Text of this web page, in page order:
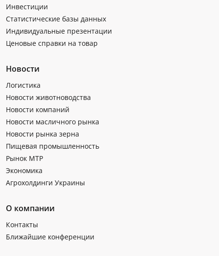
Инвестиции
Статистические базы данных
Индивидуальные презентации
Ценовые справки на товар
Новости
Логистика
Новости животноводства
Новости компаний
Новости масличного рынка
Новости рынка зерна
Пищевая промышленность
Рынок МТР
Экономика
Агрохолдинги Украины
О компании
Контакты
Ближайшие конференции